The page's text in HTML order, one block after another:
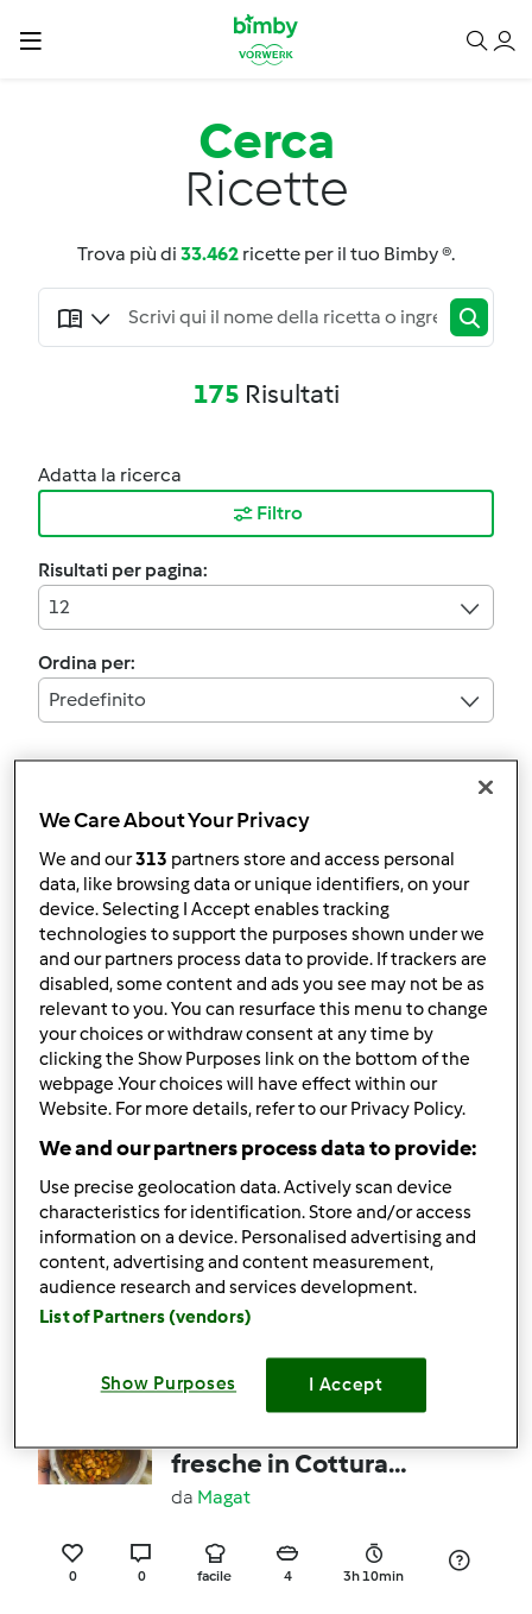
Cerca
Ricette
Trova più di 33.462 ricette per il tuo Bimby ®.
175 Risultati
Adatta la ricerca
Filtro
Risultati per pagina:
12
Ordina per:
Predefinito
Vegan
Annulla
Mela col kuzu
daClaudia 1970
1 0 facile 1 10min
Minestra di riso
integrale con
lenticchie, porri e zucca
da Patrizia Lalli
fresche in Cottura
Lenta e Boccale aperto
TM7
da Magat
0 0 facile 4 3h 10min
We Care About Your Privacy
We and our313 partners store and access personal
data, like browsing data or unique identifiers, on your
device. Selecting I Accept enables tracking
technologies to support the purposes shown under we
and our partners process data to provide. If trackers are
disabled, some content and ads you see may not be as
relevant to you. You can resurface this menu to change
your choices or withdraw consent at any time by
clicking the Show Purposes link on the bottom of the
webpage .Your choices will have effect within our
Website. For more details, refer to our Privacy Policy.
We and our partners process data to provide:
Use precise geolocation data. Actively scan device
characteristics for identification. Store and/or access
information on a device. Personalised advertising and
content, advertising and content measurement,
audience research and services development.
List of Partners (vendors)
Show Purposes I Accept